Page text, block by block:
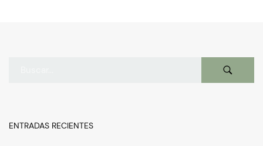
ENTRADAS RECIENTES